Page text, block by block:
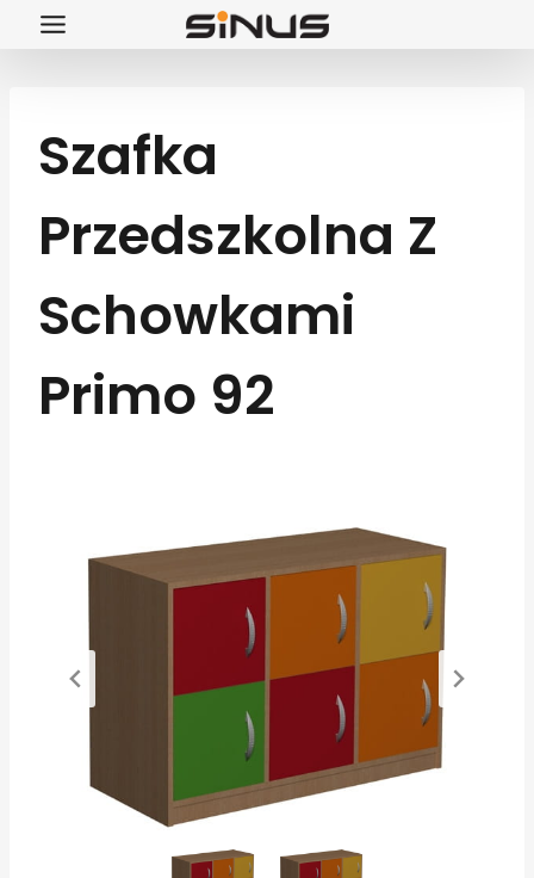
Przejdź
Szafka
Przedszkolna Z
Schowkami
Primo 92